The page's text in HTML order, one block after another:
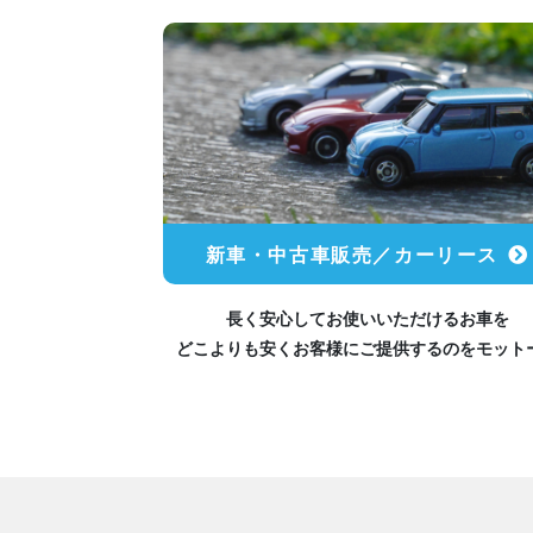
新車・中古車販売／カーリース
長く安心してお使いいただけるお車を
どこよりも安くお客様にご提供するのをモット